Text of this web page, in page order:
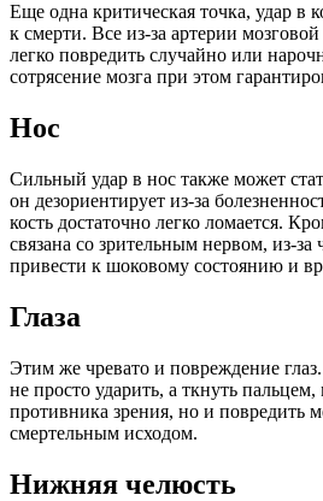
Еще одна критическая точка, удар в
к смерти. Все из-за артерии
легко повредить случайно или
сотрясение мозга при этом
Нос
Сильный удар в нос также может
он дезориентирует из-за
кость достаточно легко ломается.
связана со зрительным нервом, из-за
привести к шоковому состоянию и
Глаза
Этим же чревато и повреждение глаз.
не просто ударить, а ткнуть
противника зрения, но и повредить
смертельным исходом.
Нижняя челюсть